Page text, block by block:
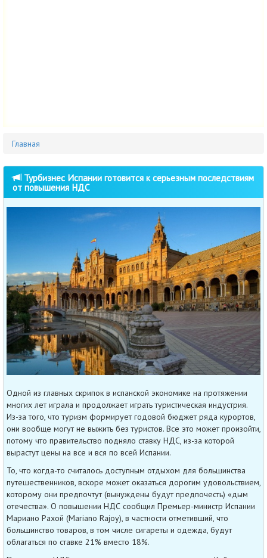
Главная
Турбизнес Испании готовится к серьезным последствиям
от повышения НДС
Одной из главных скрипок в испанской экономике на протяжении
многих лет играла и продолжает играть туристическая индустрия.
Из-за того, что туризм формирует годовой бюджет ряда курортов,
они вообще могут не выжить без туристов. Все это может произойти,
потому что правительство подняло ставку НДС, из-за которой
вырастут цены на все и вся по всей Испании.
То, что когда-то считалось доступным отдыхом для большинства
путешественников, вскоре может оказаться дорогим удовольствием,
которому они предпочтут (вынуждены будут предпочесть) «дым
отечества». О повышении НДС сообщил Премьер-министр Испании
Мариано Рахой (Mariano Rajoy), в частности отметивший, что
большинство товаров, в том числе сигареты и одежда, будут
облагаться по ставке 21% вместо 18%.